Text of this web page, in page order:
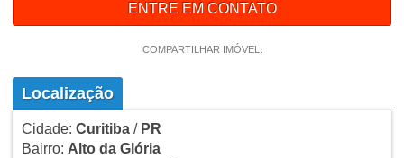
ENTRE EM CONTATO
COMPARTILHAR IMÓVEL:
Localização
Cidade: Curitiba/ PR
Bairro: Alto da Glória